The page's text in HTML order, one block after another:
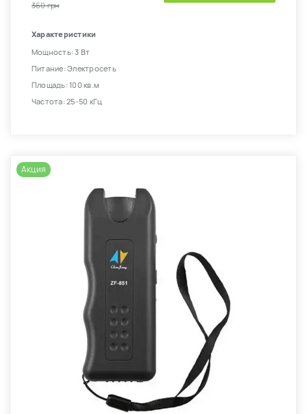
360 грн
Характеристики
Мощность: 3 Вт
Питание: Электросеть
Площадь: 100 кв.м
Частота: 25-50 кГц
Акция